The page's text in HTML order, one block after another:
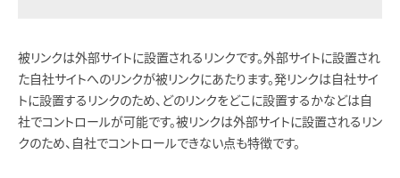
被リンクは外部サイトに設置されるリンクです。外部サイトに設置され
た自社サイトへのリンクが被リンクにあたります。発リンクは自社サイ
トに設置するリンクのため、どのリンクをどこに設置するかなどは自
社でコントロールが可能です。被リンクは外部サイトに設置されるリン
クのため、自社でコントロールできない点も特徴です。